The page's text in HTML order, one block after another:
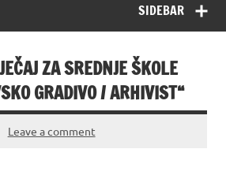
SIDEBAR
ZA SREDNJE ŠKOLE
GRADIVO / ARHIVIST“
Leave a comment